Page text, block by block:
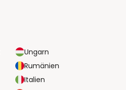
Ungarn
Rumänien
Italien